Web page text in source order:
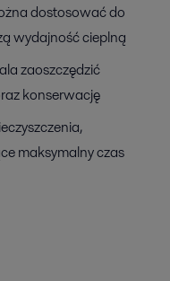
dostosować do
wydajność cieplną
zaoszczędzić
konserwację
maksymalny czas